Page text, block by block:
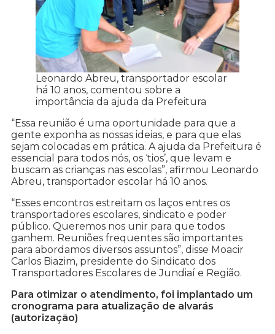
Leonardo Abreu, transportador escolar
há 10 anos, comentou sobre a
importância da ajuda da Prefeitura
“Essa reunião é uma oportunidade para que a
gente exponha as nossas ideias, e para que elas
sejam colocadas em prática. A ajuda da Prefeitura é
essencial para todos nós, os ‘tios’, que levam e
buscam as crianças nas escolas”, afirmou Leonardo
Abreu, transportador escolar há 10 anos.
“Esses encontros estreitam os laços entres os
transportadores escolares, sindicato e poder
público. Queremos nos unir para que todos
ganhem. Reuniões frequentes são importantes
para abordamos diversos assuntos”, disse Moacir
Carlos Biazim, presidente do Sindicato dos
Transportadores Escolares de Jundiaí e Região.
Para otimizar o atendimento, foi implantado um
cronograma para atualização de alvarás
(autorização)